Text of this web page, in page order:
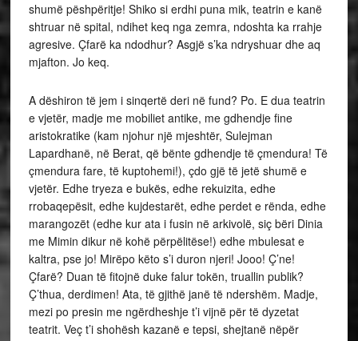
shumë pëshpëritje! Shiko si erdhi puna mik, teatrin e kanë
shtruar në spital, ndihet keq nga zemra, ndoshta ka rrahje
agresive. Çfarë ka ndodhur? Asgjë s’ka ndryshuar dhe aq
mjafton. Jo keq.
A dëshiron të jem i sinqertë deri në fund? Po. E dua teatrin
e vjetër, madje me mobiliet antike, me gdhendje fine
aristokratike (kam njohur një mjeshtër, Sulejman
Lapardhanë, në Berat, që bënte gdhendje të çmendura! Të
çmendura fare, të kuptohemi!), çdo gjë të jetë shumë e
vjetër. Edhe tryeza e bukës, edhe rekuizita, edhe
rrobaqepësit, edhe kujdestarët, edhe perdet e rënda, edhe
marangozët (edhe kur ata i fusin në arkivolë, siç bëri Dinia
me Mimin dikur në kohë përpëlitëse!) edhe mbulesat e
kaltra, pse jo! Mirëpo këto s’i duron njeri! Jooo! Ç’ne!
Çfarë? Duan të fitojnë duke falur tokën, truallin publik?
Ç’thua, derdimen! Ata, të gjithë janë të ndershëm. Madje,
mezi po presin me ngërdheshje t’i vijnë për të dyzetat
teatrit. Veç t’i shohësh kazanë e tepsi, shejtanë nëpër